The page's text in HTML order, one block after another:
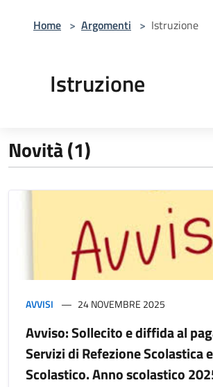
Home > Argomenti > Istruzione
Istruzione
Novità (1)
AVVISI 24 NOVEMBRE 2025
Avviso: Sollecito e diffida al
Servizi di Refezione Scolastica
Scolastico. Anno scolastico